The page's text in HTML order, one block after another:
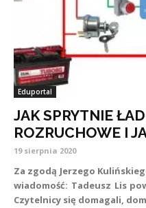
Eduportal
JAK SPRYTNIE
ROZRUCHOWE I
19 sierpnia 2020
Za zgodą Jerzego
wiadomość: Tadeusz Lis
Czytelnicy się domagali,